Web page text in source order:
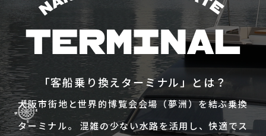
「客船乗り換えターミナル」とは？
大阪市街地と世界的博覧会会場（夢洲）を結ぶ乗換
ターミナル。 混雑の少ない水路を活用し、快適でス